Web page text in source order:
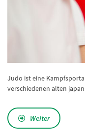
Judo ist eine
verschiedenen alten
Weiter